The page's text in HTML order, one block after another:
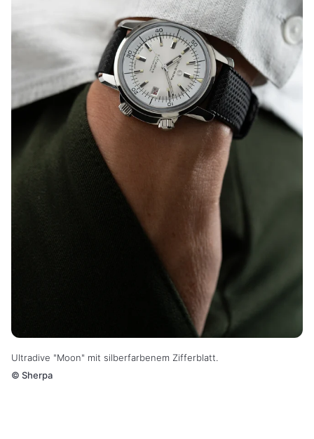
Ultradive "Moon" mit silberfarbenem Zifferblatt.
© Sherpa